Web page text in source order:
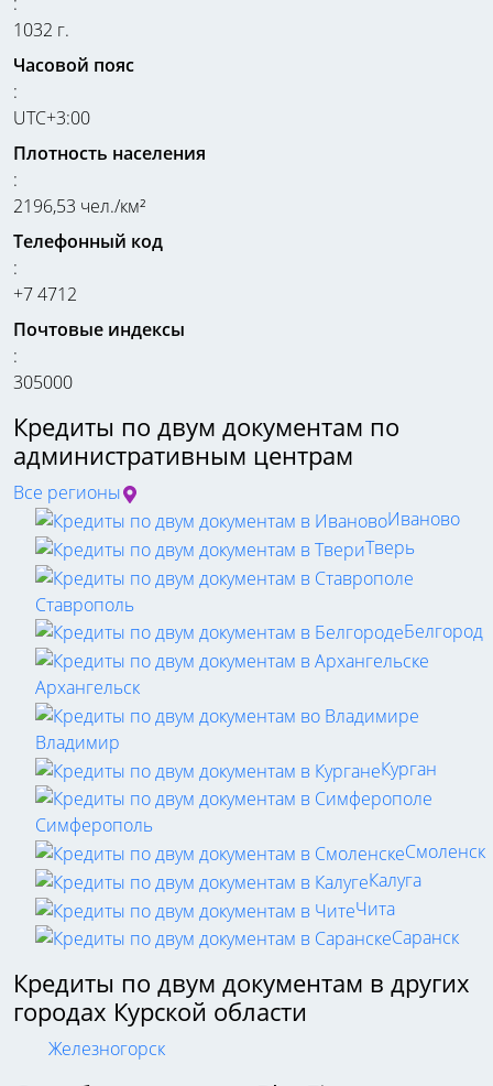
1032 г.
Часовой пояс
:
UTC+3:00
Плотность населения
:
2196,53 чел./км²
Телефонный код
:
+7 4712
Почтовые индексы
:
305000
Кредиты по двум документам по
административным центрам
Все регионы
Иваново
Тверь
Ставрополь
Белгород
Архангельск
Владимир
Курган
Симферополь
Смоленск
Калуга
Чита
Саранск
Кредиты по двум документам в других
городах Курской области
Железногорск